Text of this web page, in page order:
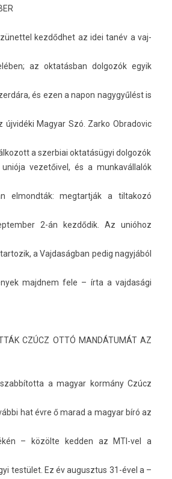
kezdődhet az idei tanév a vaj­
az oktatásban dol­gozók egyik
és ezen a napon nagygyűlést is
újvidéki Magyar Szó. Zarko Ob­radovic
a szer­biai oktatásügyi dol­gozók
vezetőivel, és a mun­kavál­lalók
el­mondták: meg­tartják a til­takozó
2-án kezdődik. Az unióhoz
a Vaj­daság­ban pedig nagyjából
majdnem fele – írta a vaj­dasági
CZÚCZ OTTÓ MANDÁTUMÁT AZ
a magyar kormány Czúcz
hat évre ő marad a magyar bíró az
– közölte kedd­en az MTI-vel a
testület. Ez év augusztus 31-ével a –